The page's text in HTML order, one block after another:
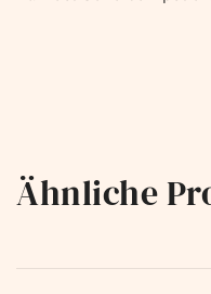
Ähnliche